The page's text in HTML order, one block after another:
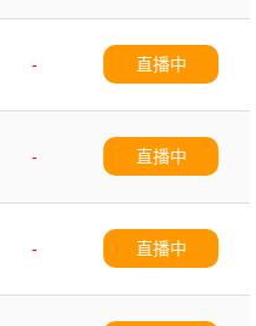
-
直播中
-
直播中
-
直播中